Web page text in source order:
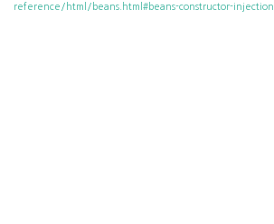
reference/html/beans.html#beans-constructor-injection